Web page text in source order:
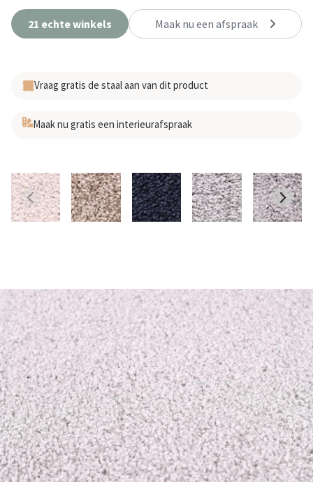
21 echte winkels Maak nu een afspraak
Vraag gratis de staal aan van dit product
Maak nu gratis een interieurafspraak